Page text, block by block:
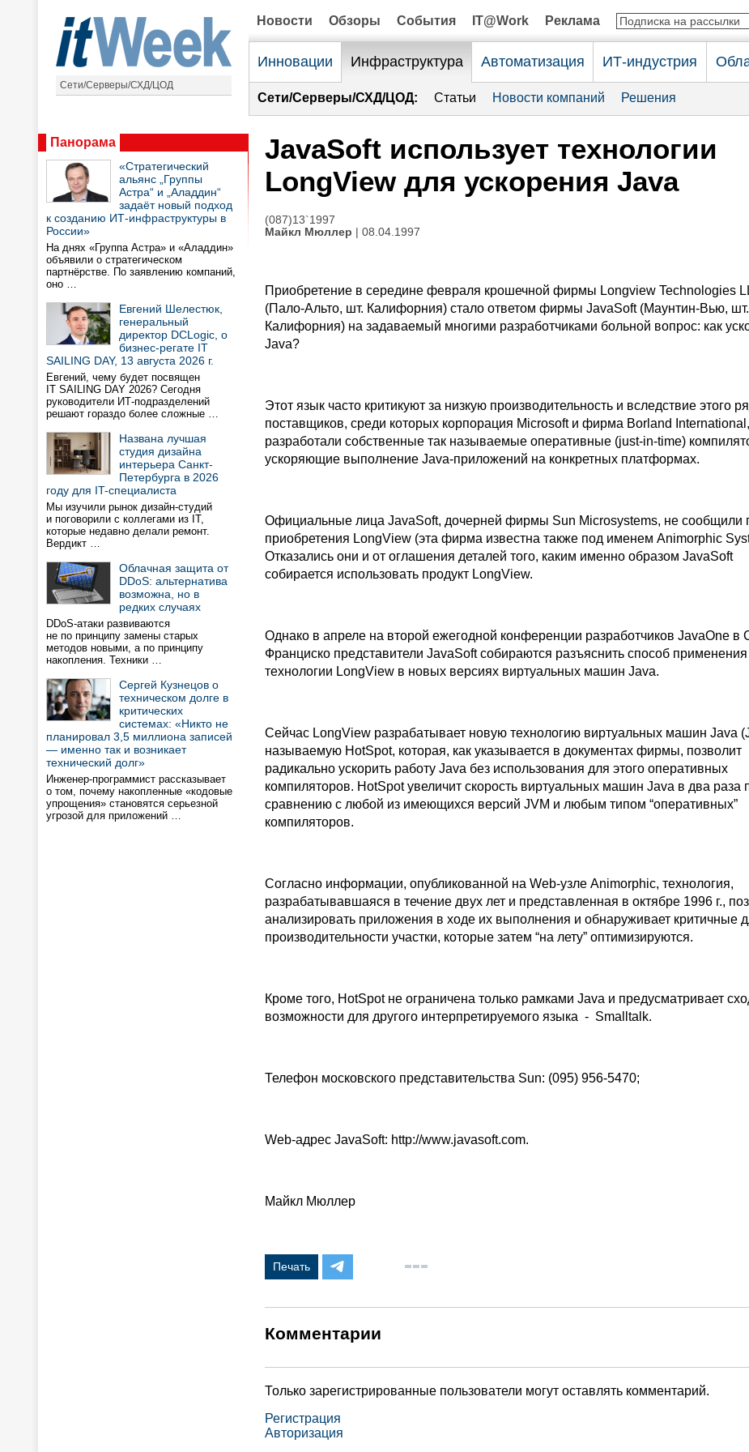
Сети/Серверы/СХД/ЦОД
Новости Обзоры События IT@Work Реклама
Инновации Инфраструктура Автоматизация ИТ-индустрия
Сети/Серверы/СХД/ЦОД: Статьи Новости компаний Решения
Панорама
«Стратегический
альянс „Группы
Астра“ и „Аладдин“
задаёт новый подход
к созданию ИТ-инфраструктуры в
России»
На днях «Группа Астра» и «Аладдин»
объявили о стратегическом
партнёрстве. По заявлению компаний,
оно …
Евгений Шелестюк,
генеральный
директор DCLogic, о
бизнес-регате IT
SAILING DAY, 13 августа 2026 г.
Евгений, чему будет посвящен
IT SAILING DAY 2026? Сегодня
руководители ИТ-подразделений
решают гораздо более сложные …
Названа лучшая
студия дизайна
интерьера Санкт-
Петербурга в 2026
году для IT-специалиста
Мы изучили рынок дизайн-студий
и поговорили с коллегами из IT,
которые недавно делали ремонт.
Вердикт …
Облачная защита от
DDoS: альтернатива
возможна, но в
редких случаях
DDoS-атаки развиваются
не по принципу замены старых
методов новыми, а по принципу
накопления. Техники …
Сергей Кузнецов о
техническом долге в
критических
системах: «Никто не
планировал 3,5 миллиона записей
— именно так и возникает
технический долг»
Инженер-программист рассказывает
о том, почему накопленные «кодовые
упрощения» становятся серьезной
угрозой для приложений …
JavaSoft использует технологии
LongView для ускорения Java
(087)13`1997
Майкл Мюллер | 08.04.1997
Приобретение в середине февраля крошечной фирмы Longview Technologies
(Пало-Альто, шт. Калифорния) стало ответом фирмы JavaSoft (Маунтин-Вью, шт.
Калифорния) на задаваемый многими разработчиками больной вопрос: как
Java?
Этот язык часто критикуют за низкую производительность и вследствие этого
поставщиков, среди которых корпорация Microsoft и фирма Borland International,
разработали собственные так называемые оперативные (just-in-time)
ускоряющие выполнение Java-приложений на конкретных платформах.
Официальные лица JavaSoft, дочерней фирмы Sun Microsystems, не сообщили
приобретения LongView (эта фирма известна также под именем Animorphic
Отказались они и от оглашения деталей того, каким именно образом JavaSoft
собирается использовать продукт LongView.
Однако в апреле на второй ежегодной конференции разработчиков JavaOne в
Франциско представители JavaSoft собираются разъяснить способ применения
технологии LongView в новых версиях виртуальных машин Java.
Сейчас LongView разрабатывает новую технологию виртуальных машин Java
называемую HotSpot, которая, как указывается в документах фирмы, позволит
радикально ускорить работу Java без использования для этого оперативных
компиляторов. HotSpot увеличит скорость виртуальных машин Java в два раза
сравнению с любой из имеющихся версий JVM и любым типом “оперативных”
компиляторов.
Согласно информации, опубликованной на Web-узле Animorphic, технология,
разрабатывавшаяся в течение двух лет и представленная в октябре 1996 г.,
анализировать приложения в ходе их выполнения и обнаруживает критичные
производительности участки, которые затем “на лету” оптимизируются.
Кроме того, HotSpot не ограничена только рамками Java и предусматривает
возможности для другого интерпретируемого языка - Smalltalk.
Телефон московского представительства Sun: (095) 956-5470;
Web-адрес JavaSoft: http://www.javasoft.com.
Майкл Мюллер
Печать
Комментарии
Только зарегистрированные пользователи могут оставлять комментарий.
Регистрация
Авторизация